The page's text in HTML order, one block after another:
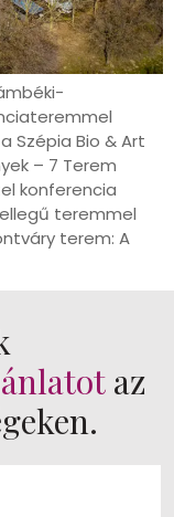
Szépia Bio & Art
– 7 Terem
konferencia
teremmel
terem: A
az